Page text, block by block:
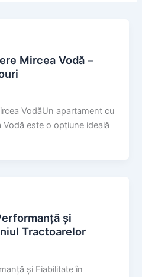
Mircea Vodă –
VodăUn apartament cu
este o opțiune ideală
și
Tractoarelor
și Fiabilitate în